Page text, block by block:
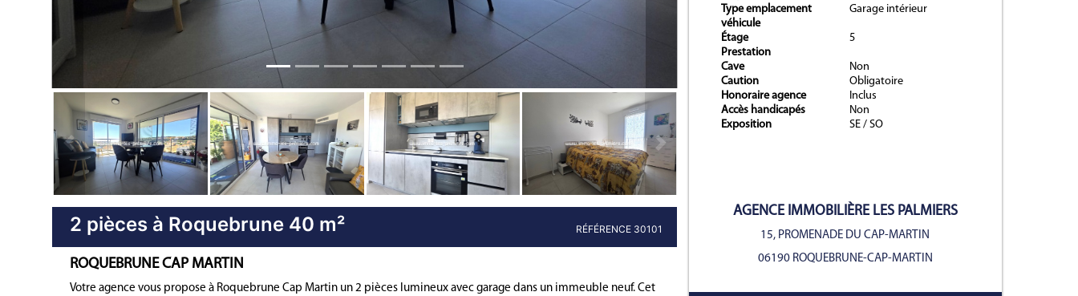
Bien immobilier précédent Bien immobilier suivant
2 pièces à Roquebrune 40 m² RÉFÉRENCE 30101
ROQUEBRUNE CAP MARTIN
Votre agence vous propose à Roquebrune Cap Martin un 2 pièces lumineux avec garage dans un immeuble neuf. Cet
Type emplacement
véhicule
Garage intérieur
Étage
5
Prestation
Cave
Non
Caution
Obligatoire
Honoraire agence
Inclus
Accès handicapés
Non
Exposition
SE / SO
AGENCE IMMOBILIÈRE LES PALMIERS
15, PROMENADE DU CAP-MARTIN
06190 ROQUEBRUNE-CAP-MARTIN